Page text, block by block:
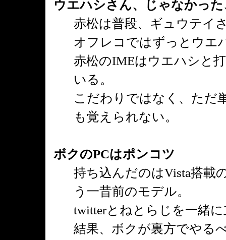
ウエハシさん、じゃなかっ
赤松は普段、ギュウテイ
オフレコではずっとウエ
赤松のIMEはウエハシと
いる。
こだわりではなく、ただ
も覚えられない。
ボクのPCはポンコツ
持ち込んだのはVista搭載
う一昔前のモデル。
twitterとねとらじを一緒
結果、ボクが裏方でやる